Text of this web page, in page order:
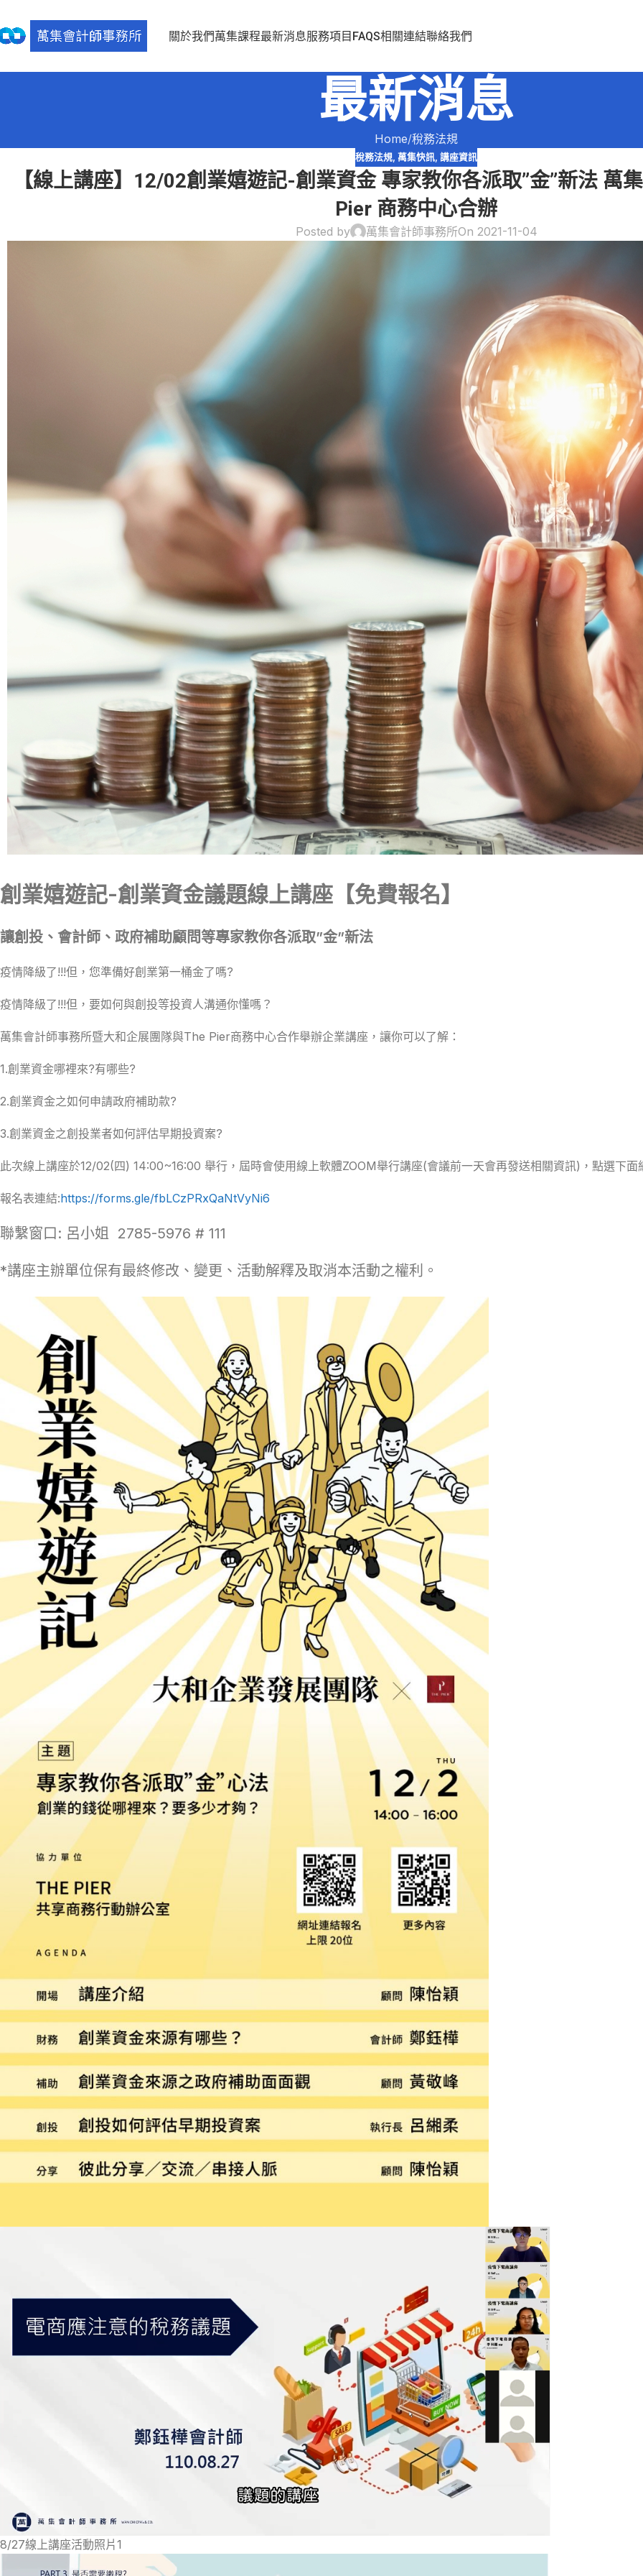
關於我們萬集課程最新消息服務項目 FAQS相關連結聯絡我們
最新消息
Home 稅務法規
稅務法規, 萬集快訊, 講座資訊
【線上講座】12/02創業嬉遊記-創業資金 專家教你各派取”金”新法 萬
Pier 商務中心合辦
Posted by 萬集會計師事務所On 2021-11-04
創業嬉遊記-創業資金議題線上講座【免費報名】
讓創投、會計師、政府補助顧問等專家教你各派取”金”新法
疫情降級了!!!但，您準備好創業第一桶金了嗎?
疫情降級了!!!但，要如何與創投等投資人溝通你懂嗎？
萬集會計師事務所暨大和企展團隊與The Pier商務中心合作舉辦企業講座，讓你可以了解：
1.創業資金哪裡來?有哪些?
2.創業資金之如何申請政府補助款?
3.創業資金之創投業者如何評估早期投資案?
此次線上講座於12/02(四) 14:00~16:00 舉行，屆時會使用線上軟體ZOOM舉行講座(會議前一天會再發送相關資訊)，點選下面
報名表連結:https://forms.gle/fbLCzPRxQaNtVyNi6
聯繫窗口: 呂小姐 2785-5976 # 111
*講座主辦單位保有最終修改、變更、活動解釋及取消本活動之權利。
8/27線上講座活動照片1